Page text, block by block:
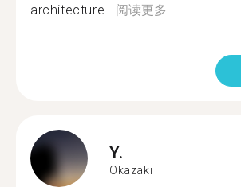
architecture... 阅读更多
Y.
Okazaki